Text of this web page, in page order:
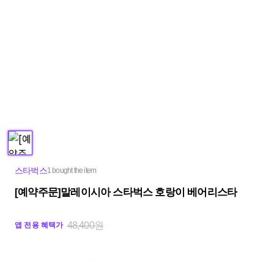
스타벅스1 bought the item
[예약주문]말레이시아 스타벅스 호랑이 베어리스타
앱 전용 혜택가 48,400원